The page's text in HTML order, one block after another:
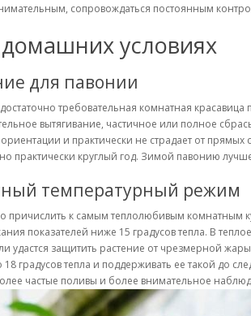
сопровождаться постоянным
условиях
для павонии
требовательная комнатная
вытягивание, частичное или полное
и практически не страдает от
практически круглый год. Зимой павонию
температурный режим
к самым теплолюбивым комнатным
показателей ниже 15 градусов тепла. В
удастся защитить растение от чрезмерной
18 градусов тепла и поддерживать ее такой до
частые поливы и более внимательное